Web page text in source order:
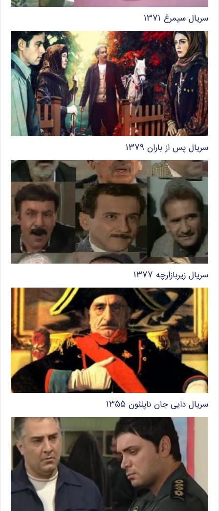
سریال سیمرغ ۱۳۷۱
سریال پس از باران ۱۳۷۹
سریال زیربازارچه ۱۳۷۷
سریال دایی جان ناپلئون ۱۳۵۵